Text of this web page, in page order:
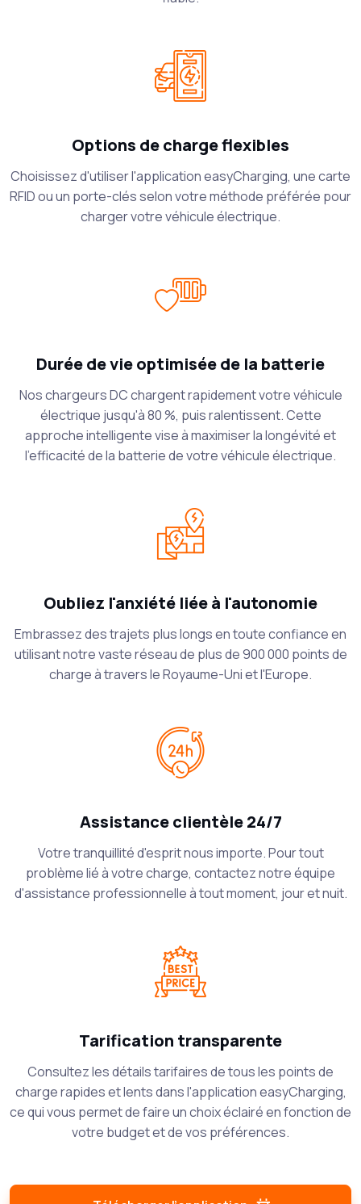
Options de charge flexibles
Choisissez d'utiliser l'application easyCharging, une carte
RFID ou un porte-clés selon votre méthode préférée pour
charger votre véhicule électrique.
Durée de vie optimisée de la batterie
Nos chargeurs DC chargent rapidement votre véhicule
électrique jusqu'à 80 %, puis ralentissent. Cette
approche intelligente vise à maximiser la longévité et
l'efficacité de la batterie de votre véhicule électrique.
Oubliez l'anxiété liée à l'autonomie
Embrassez des trajets plus longs en toute confiance en
utilisant notre vaste réseau de plus de 900 000 points de
charge à travers le Royaume-Uni et l'Europe.
Assistance clientèle 24/7
Votre tranquillité d'esprit nous importe. Pour tout
problème lié à votre charge, contactez notre équipe
d'assistance professionnelle à tout moment, jour et nuit.
Tarification transparente
Consultez les détails tarifaires de tous les points de
charge rapides et lents dans l'application easyCharging,
ce qui vous permet de faire un choix éclairé en fonction de
votre budget et de vos préférences.